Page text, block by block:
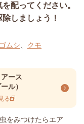
配ってください。
しましょう！
ムシ クモ
ース
ル）
る
をみつけたらエア